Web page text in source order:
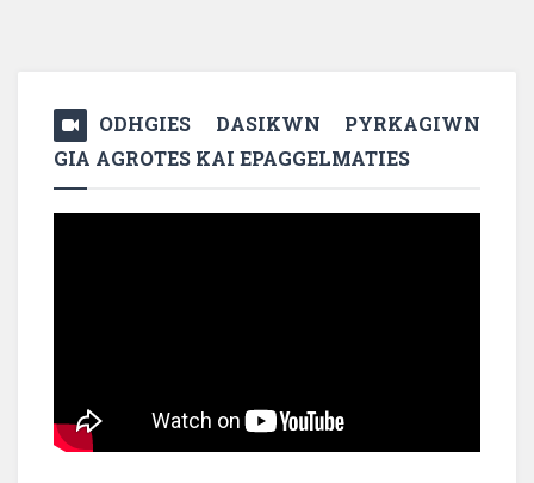
ODHGIES DASIKWN PYRKAGIWN
GIA AGROTES KAI EPAGGELMATIES